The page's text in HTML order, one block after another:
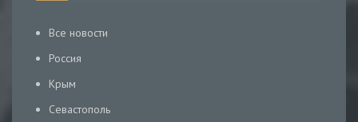
Все новости
Россия
Крым
Севастополь